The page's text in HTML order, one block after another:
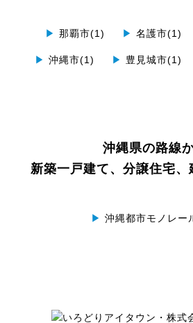
▶ 那覇市(1) ▶ 名護市(1)
▶ 沖縄市(1) ▶ 豊見城市(1)
沖縄県の路線
新築一戸建て、分譲住宅
▶ 沖縄都市モノレー